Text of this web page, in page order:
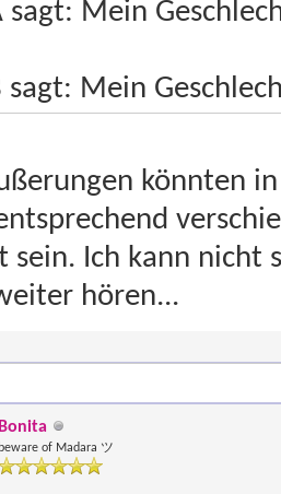
sagt: Mein
sagt: Mein
könnten
sein. Ich kann nicht
hören...
Bonita
beware of Madara ツ